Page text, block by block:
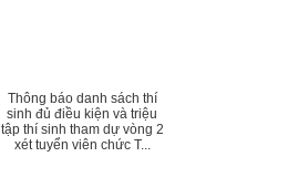
Thông báo danh sách thí
sinh đủ điều kiện và triệu
tập thí sinh tham dự vòng 2
xét tuyển viên chức T...